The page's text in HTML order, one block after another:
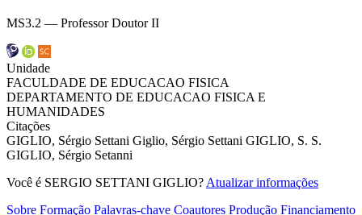
MS3.2 — Professor Doutor II
Unidade
FACULDADE DE EDUCACAO FISICA
DEPARTAMENTO DE EDUCACAO FISICA E
HUMANIDADES
Citações
GIGLIO, Sérgio Settani Giglio, Sérgio Settani GIGLIO, S. S.
GIGLIO, Sérgio Setanni
Você é SERGIO SETTANI GIGLIO? Atualizar informações
Sobre Formação Palavras-chave Coautores Produção Financiamento